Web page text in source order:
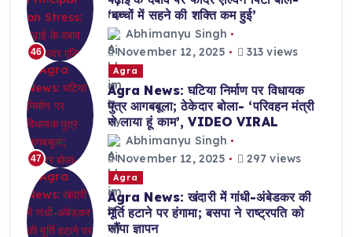
46
‘बच्चों में सहने की शक्ति कम हुई’
Abhimanyu Singh
November 12, 2025
313 views
47
Agra
Agra News: घटिया निर्माण पर विधायक
पुत्र आगबबूला; ठेकेदार बोला- ‘परिवहन मंत्री
से लाया हूं काम’, VIDEO VIRAL
Abhimanyu Singh
November 12, 2025
297 views
Agra
Agra News: खंदारी में गांधी-अंबेडकर की
मूर्ति हटाने पर हंगामा; बसपा ने राष्ट्रपति को
सौंपा ज्ञापन